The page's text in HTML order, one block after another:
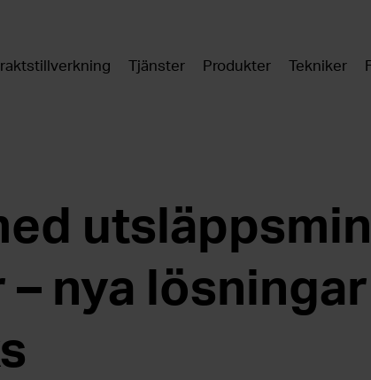
Tjänster Produkter Tekniker
nya lösningar